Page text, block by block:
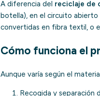
A diferencia del reciclaje de
botella), en el circuito abierto
convertidas en fibra textil, o
Cómo funciona el
Aunque varía según el
Recogida y separación